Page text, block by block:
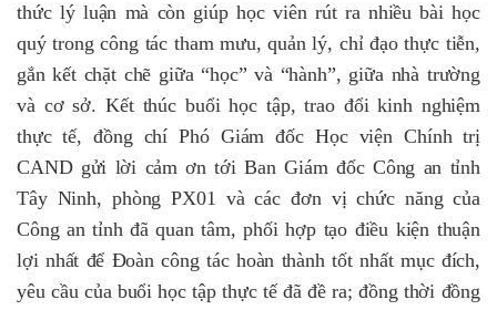
thức lý luận mà còn giúp học viên rút ra nhiều bài học
quý trong công tác tham mưu, quản lý, chỉ đạo thực tiễn,
gắn kết chặt chẽ giữa “học” và “hành”, giữa nhà trường
và cơ sở. Kết thúc buổi học tập, trao đổi kinh nghiệm
thực tế, đồng chí Phó Giám đốc Học viện Chính trị
CAND gửi lời cảm ơn tới Ban Giám đốc Công an tỉnh
Tây Ninh, phòng PX01 và các đơn vị chức năng của
Công an tỉnh đã quan tâm, phối hợp tạo điều kiện thuận
lợi nhất để Đoàn công tác hoàn thành tốt nhất mục đích,
yêu cầu của buổi học tập thực tế đã đề ra; đồng thời đồng